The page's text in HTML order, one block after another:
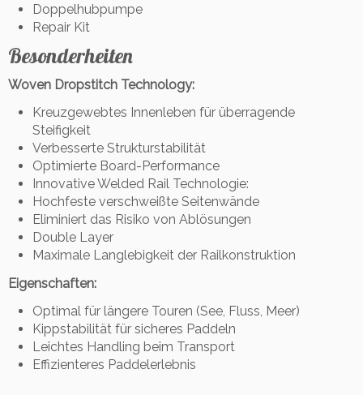
Doppelhubpumpe
Repair Kit
Besonderheiten
Woven Dropstitch Technology:
Kreuzgewebtes Innenleben für überragende
Steifigkeit
Verbesserte Strukturstabilität
Optimierte Board-Performance
Innovative Welded Rail Technologie:
Hochfeste verschweißte Seitenwände
Eliminiert das Risiko von Ablösungen
Double Layer
Maximale Langlebigkeit der Railkonstruktion
Eigenschaften:
Optimal für längere Touren (See, Fluss, Meer)
Kippstabilität für sicheres Paddeln
Leichtes Handling beim Transport
Effizienteres Paddelerlebnis